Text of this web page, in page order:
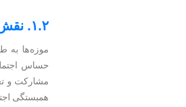
۱.۲. نقش اجتماعی و پایداری
موزه‌ها به
حساس
مشارکت و
همبستگی